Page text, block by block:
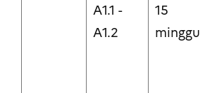
A1.1 -
A1.2
15
minggu